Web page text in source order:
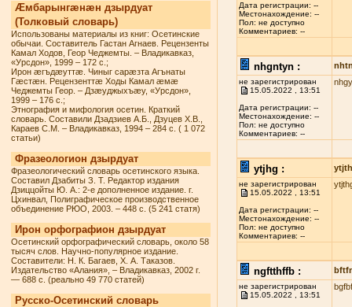
Æмбарынгæнæн дзырдуат
(Толковый словарь)
Использованы материалы из книг: Осетинские
обычаи. Составитель Гастан Агнаев. Рецензенты
Камал Ходов, Геор Чеджемты. – Владикавказ,
«Урсдон», 1999 – 172 с.;
Ирон æгъдæуттæ. Чиныг сарæзта Агънаты
Гæстæн. Рецензенттæ Ходы Камал æмæ
Чеджемты Геор. – Дзæуджыхъæу, «Урсдон»,
1999 – 176 с.;
Этнография и мифология осетин. Краткий
словарь. Составили Дзадзиев А.Б., Дзуцев Х.В.,
Караев С.М. – Владикавказ, 1994 – 284 с. ( 1 072
статьи)
Фразеологион дзырдуат
Фразеологический словарь осетинского языка.
Составил Дзабиты З. Т. Редактор издания
Дзиццойты Ю. А.: 2-е дополненное издание. г.
Цхинвал, Полиграфическое производственное
объединение РЮО, 2003. – 448 с. (5 241 статя)
Ирон орфографион дзырдуат
Осетинский орфографический словарь, около 58
тысяч слов. Научно-популярное издание.
Составители: Н. К. Багаев, Х. А. Таказов.
Издательство «Алания», – Владикавказ, 2002 г.
— 688 с. (реально 49 770 статей)
Русско-Осетинский словарь
Дата регистрации: --
Местонахождение: --
Пол: не доступно
Комментариев: --
nhgntyn :
не зарегистрирован
15.05.2022 , 13:51
Дата регистрации: --
Местонахождение: --
Пол: не доступно
Комментариев: --
ytjhg : ytjth
не зарегистрирован
15.05.2022 , 13:51
Дата регистрации: --
Местонахождение: --
Пол: не доступно
Комментариев: --
ngftthffb :
не зарегистрирован
15.05.2022 , 13:51